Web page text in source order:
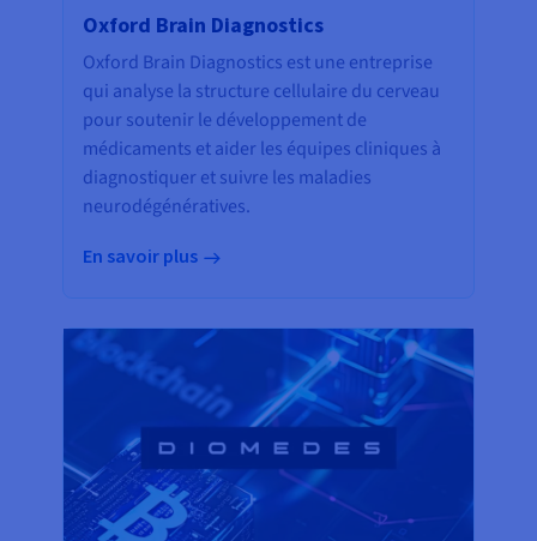
Oxford Brain Diagnostics
Oxford Brain Diagnostics est une entreprise
qui analyse la structure cellulaire du cerveau
pour soutenir le développement de
médicaments et aider les équipes cliniques à
diagnostiquer et suivre les maladies
neurodégénératives.
En savoir plus